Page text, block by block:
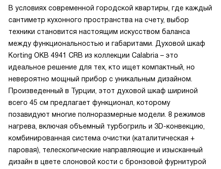
нескольких жарких блюд специально опробовала режим
паровой очистки: намочила, включила, и через некоторое
время жир стал легче удаляться. Эмалированная
поверхность действительно отполировать проще, и это
добавляет спокойствия, особенно когда время
Управление механическое, повернуть ручку — и всё
понятно. Не люблю сложные цифровые меню, поэтому
наличие привычных поворотных переключателей было
плюсом. Таймер с звуковым сигналом подсказывает, когда
пора доставать блюдо, а автоматическое отключение
даёт уверенность, если нужно отойти ненадолго.
В условиях современной городской квартиры, где каждый
сантиметр кухонного пространства на счету, выбор
техники становится настоящим искусством баланса
между функциональностью и габаритами. Духовой шкаф
Korting OKB 4941 CRB из коллекции Calabria – это
идеальное решение для тех, кто ищет компактный, но
невероятно мощный прибор с уникальным дизайном.
Произведенный в Турции, этот духовой шкаф шириной
всего 45 см предлагает функционал, которому
позавидуют многие полноразмерные модели. 8 режимов
нагрева, включая объемный турбогриль и 3D-конвекцию,
комбинированная система очистки (каталитическая +
паровая), телескопические направляющие и изысканный
дизайн в цвете слоновой кости с бронзовой фурнитурой